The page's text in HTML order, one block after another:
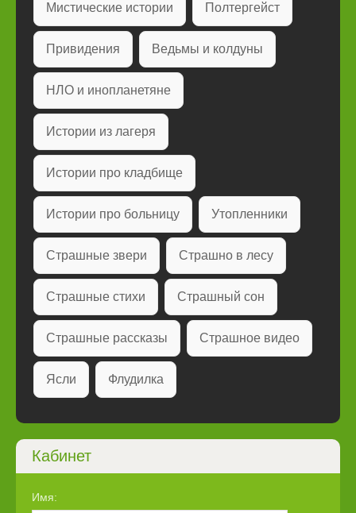
Мистические истории Полтергейст
Привидения Ведьмы и колдуны
НЛО и инопланетяне
Истории из лагеря
Истории про кладбище
Истории про больницу Утопленники
Страшные звери Страшно в лесу
Страшные стихи Страшный сон
Страшные рассказы Страшное видео
Ясли Флудилка
Кабинет
Имя: